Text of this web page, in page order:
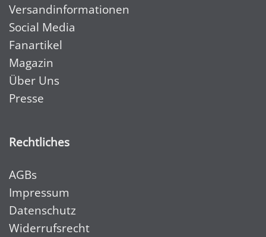
Versandinformationen
Social Media
Fanartikel
Magazin
Über Uns
Presse
Rechtliches
AGBs
Impressum
Datenschutz
Widerrufsrecht